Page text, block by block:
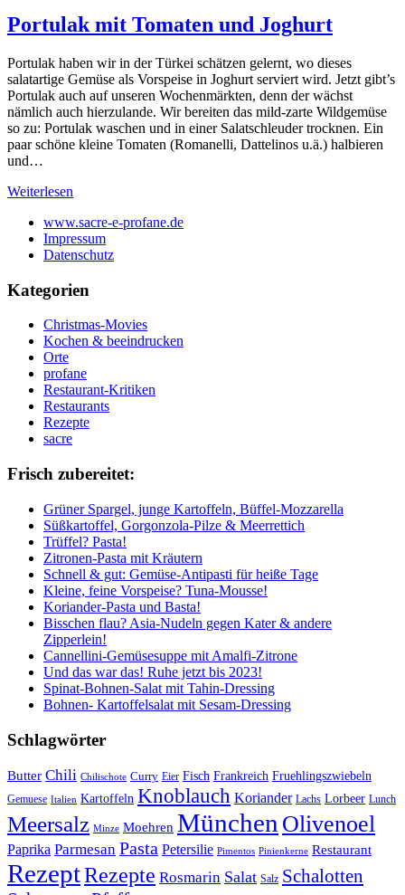
Portulak mit Tomaten und Joghurt
Portulak haben wir in der Türkei schätzen gelernt, wo dieses
salatartige Gemüse als Vorspeise in Joghurt serviert wird. Jetzt gibt’s
Portulak auch auf unseren Wochenmärkten, denn der wächst
nämlich auch hierzulande. Wir bereiten das mild-zarte Wildgemüse
so zu: Portulak waschen und in einer Salatschleuder trocknen. Ein
paar schöne kleine Tomaten (Romanelli, Dattelinos u.ä.) halbieren
und…
Weiterlesen
www.sacre-e-profane.de
Impressum
Datenschutz
Kategorien
Christmas-Movies
Kochen & beeindrucken
Orte
profane
Restaurant-Kritiken
Restaurants
Rezepte
sacre
Frisch zubereitet:
Grüner Spargel, junge Kartoffeln, Büffel-Mozzarella
Süßkartoffel, Gorgonzola-Pilze & Meerrettich
Trüffel? Pasta!
Zitronen-Pasta mit Kräutern
Schnell & gut: Gemüse-Antipasti für heiße Tage
Kleine, feine Vorspeise? Tuna-Mousse!
Koriander-Pasta und Basta!
Bisschen flau? Asia-Nudeln gegen Kater & andere
Zipperlein!
Cannellini-Gemüsesuppe mit Amalfi-Zitrone
Und das war das! Ruhe jetzt bis 2023!
Spinat-Bohnen-Salat mit Tahin-Dressing
Bohnen- Kartoffelsalat mit Sesam-Dressing
Schlagwörter
Butter Chili Chilischote Curry Eier Fisch Frankreich Fruehlingszwiebeln
Gemuese Italien Kartoffeln Knoblauch Koriander Lachs Lorbeer Lunch
Meersalz Minze Moehren München Olivenoel
Paprika Parmesan Pasta Petersilie Pimentos Pinienkerne Restaurant
RezeptRezepte Rosmarin Salat Salz Schalotten